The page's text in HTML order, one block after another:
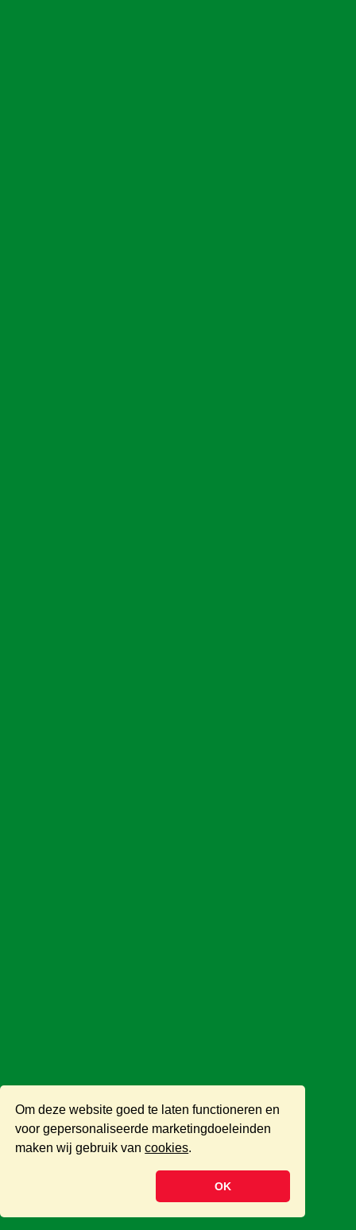
Om deze website goed te laten functioneren en
voor gepersonaliseerde marketingdoeleinden
maken wij gebruik vancookies.
OK